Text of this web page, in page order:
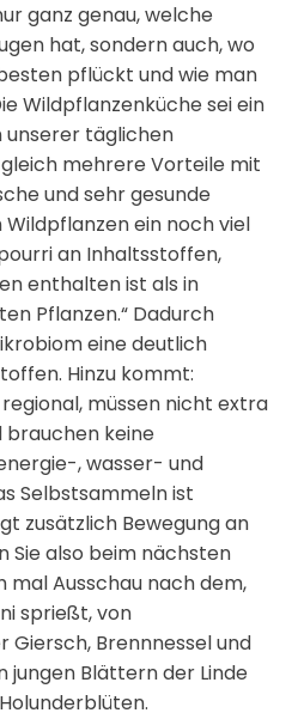
ganz genau, welche
hat, sondern auch, wo
pflückt und wie man
Wildpflanzenküche sei ein
unserer täglichen
mehrere Vorteile mit
und sehr gesunde
Wildpflanzen ein noch viel
an Inhaltsstoffen,
enthalten ist als in
Pflanzen.“ Dadurch
eine deutlich
Hinzu kommt:
müssen nicht extra
brauchen keine
, wasser- und
Selbstsammeln ist
zusätzlich Bewegung an
Sie also beim nächsten
mal Ausschau nach dem,
sprießt, von
Giersch, Brennnessel und
jungen Blättern der Linde